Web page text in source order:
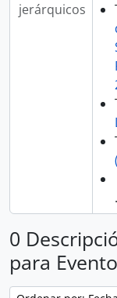
jerárquicos
0
para